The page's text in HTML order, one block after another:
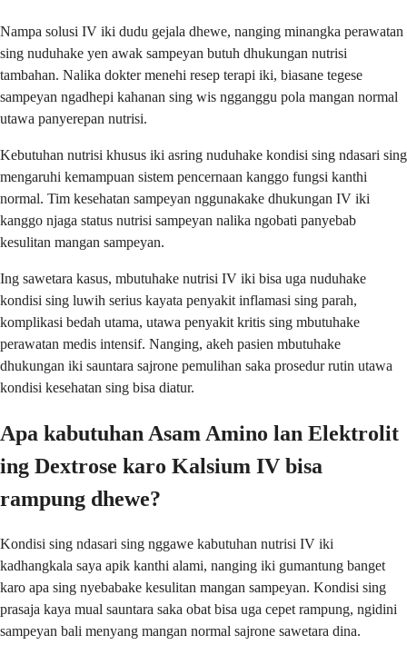
Nampa solusi IV iki dudu gejala dhewe, nanging minangka perawatan
sing nuduhake yen awak sampeyan butuh dhukungan nutrisi
tambahan. Nalika dokter menehi resep terapi iki, biasane tegese
sampeyan ngadhepi kahanan sing wis ngganggu pola mangan normal
utawa panyerepan nutrisi.
Kebutuhan nutrisi khusus iki asring nuduhake kondisi sing ndasari sing
mengaruhi kemampuan sistem pencernaan kanggo fungsi kanthi
normal. Tim kesehatan sampeyan nggunakake dhukungan IV iki
kanggo njaga status nutrisi sampeyan nalika ngobati panyebab
kesulitan mangan sampeyan.
Ing sawetara kasus, mbutuhake nutrisi IV iki bisa uga nuduhake
kondisi sing luwih serius kayata penyakit inflamasi sing parah,
komplikasi bedah utama, utawa penyakit kritis sing mbutuhake
perawatan medis intensif. Nanging, akeh pasien mbutuhake
dhukungan iki sauntara sajrone pemulihan saka prosedur rutin utawa
kondisi kesehatan sing bisa diatur.
Apa kabutuhan Asam Amino lan Elektrolit
ing Dextrose karo Kalsium IV bisa
rampung dhewe?
Kondisi sing ndasari sing nggawe kabutuhan nutrisi IV iki
kadhangkala saya apik kanthi alami, nanging iki gumantung banget
karo apa sing nyebabake kesulitan mangan sampeyan. Kondisi sing
prasaja kaya mual sauntara saka obat bisa uga cepet rampung, ngidini
sampeyan bali menyang mangan normal sajrone sawetara dina.